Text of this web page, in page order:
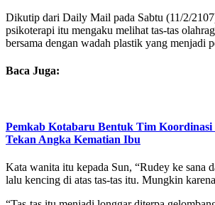
Dikutip dari Daily Mail pada Sabtu (11/2/
psikoterapi itu mengaku melihat tas-tas
bersama dengan wadah plastik yang menjadi
Baca Juga:
Pemkab Kotabaru Bentuk Tim
Tekan Angka Kematian Ibu
Kata wanita itu kepada Sun, “Rudey ke sana
lalu kencing di atas tas-tas itu. Mungkin